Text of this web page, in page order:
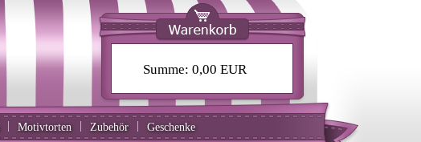
| Motivtorten | Zubehör | Geschenke
Summe: 0,00 EUR